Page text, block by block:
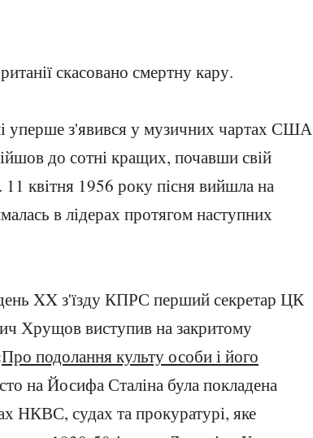
скасовано смертну кару.
уперше з'явився у музичних чартах США
до сотні кращих, почавши свій
квітня 1956 року пісня вийшла на
в лідерах протягом наступних
XX з'їзду КПРС перший секретар ЦК
Хрущов виступив на закритому
Про подолання культу особи і його
на Йосифа Сталіна була покладена
НКВС, судах та прокуратурі, яке